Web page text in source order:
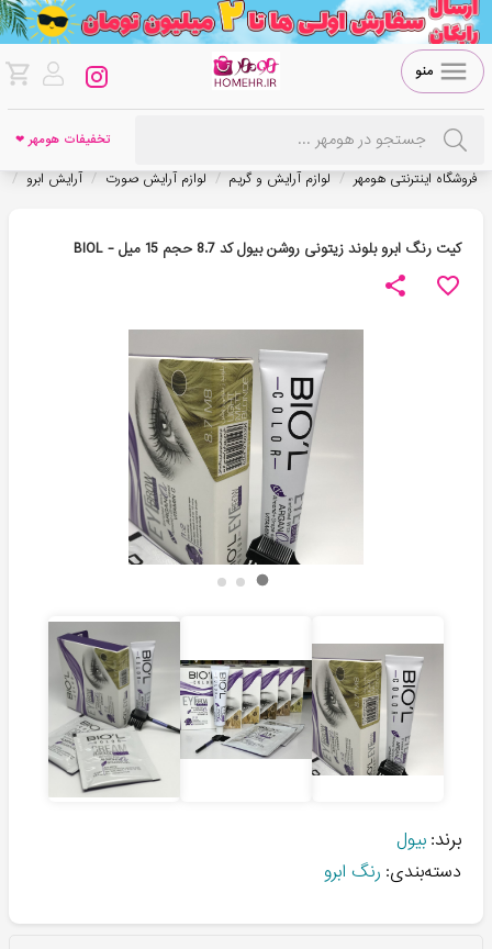
منو
تخفیفات هومهر ❤
فروشگاه اینترنتی هومهر / لوازم آرایش و گریم / لوازم آرایش صورت / آرایش ابرو /
کیت رنگ ابرو بلوند زیتونی روشن بیول کد 8.7 حجم 15 میل - BIOL
برند: بیول
دسته‌بندی: رنگ ابرو